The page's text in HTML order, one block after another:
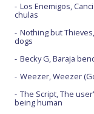
Los Enemigos,
chulas
Nothing but
dogs
Becky G, Baraja
Weezer, Weezer
The Script, The
being human